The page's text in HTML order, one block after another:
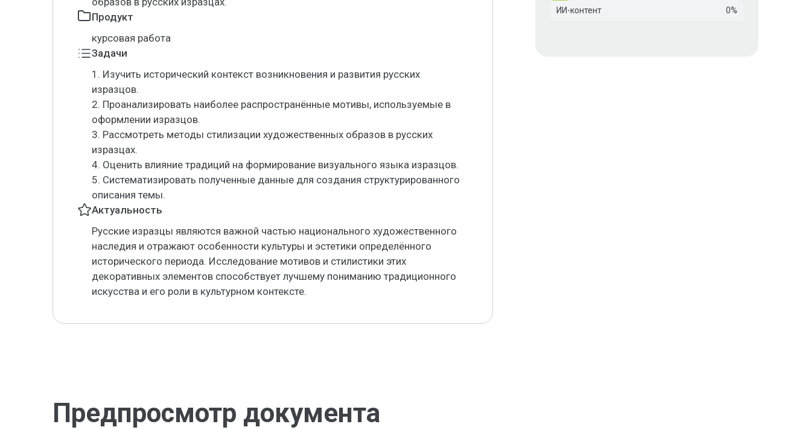
Продукт
курсовая работа
Задачи
1. Изучить исторический контекст возникновения и развития русских
изразцов.
2. Проанализировать наиболее распространённые мотивы, используемые в
оформлении изразцов.
3. Рассмотреть методы стилизации художественных образов в русских
изразцах.
4. Оценить влияние традиций на формирование визуального языка изразцов.
5. Систематизировать полученные данные для создания структурированного
описания темы.
Актуальность
Русские изразцы являются важной частью национального художественного
наследия и отражают особенности культуры и эстетики определённого
исторического периода. Исследование мотивов и стилистики этих
декоративных элементов способствует лучшему пониманию традиционного
искусства и его роли в культурном контексте.
Предпросмотр документа
ИИ-контент 0%